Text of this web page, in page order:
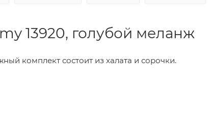
13920, голубой меланж
комплект состоит из халата и сорочки.